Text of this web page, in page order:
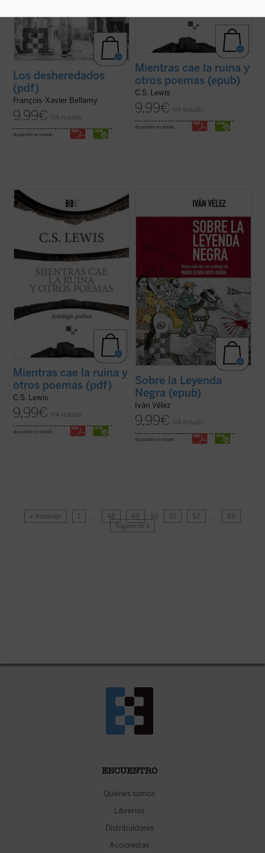
Los desheredados
(pdf)
François-Xavier Bellamy
9,99€ IVA incluido
disponible en ebook:
Mientras cae la ruina y
otros poemas (epub)
C.S. Lewis
9,99€ IVA incluido
disponible en ebook:
La presente obra constituye la primera
antología en lengua castellana de la obra
poética de C.S. Lewis, que es sin duda la
faceta literaria menos conocida del famoso
que se desprende de sus textos ...
(ver
Mientras cae la ruina y
otros poemas (pdf)
C.S. Lewis
9,99€ IVA incluido
disponible en ebook:
Sobre la Leyenda Negratrata de analizar,
cuestión a cuestión, cada uno de los hitos y
historiográfico erigido a partir de dicho
rótulo, sino ante todo un prisma a través
(ver ficha)
Sobre la Leyenda
Negra (epub)
Iván Vélez
9,99€ IVA incluido
disponible en ebook:
« Anterior 1 … 48 49 50 51 52 …
85
Siguiente »
ENCUENTRO
Quiénes somos
Librerías
Distribuidores
Accionistas